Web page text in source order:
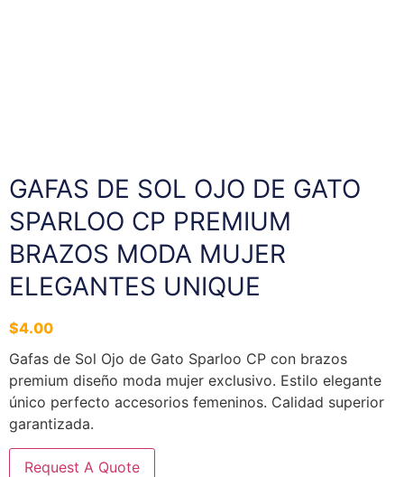
GAFAS DE SOL OJO DE GATO
SPARLOO CP PREMIUM
BRAZOS MODA MUJER
ELEGANTES UNIQUE
$4.00
Gafas de Sol Ojo de Gato Sparloo CP con brazos
premium diseño moda mujer exclusivo. Estilo elegante
único perfecto accesorios femeninos. Calidad superior
garantizada.
Request A Quote